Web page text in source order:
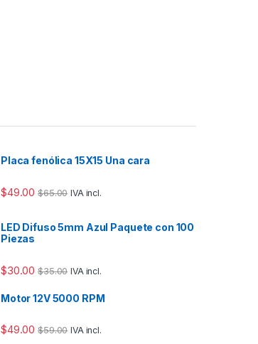
Placa fenólica 15X15 Una cara
$49.00 $65.00 IVA incl.
LED Difuso 5mm Azul Paquete con 100
Piezas
$30.00 $35.00 IVA incl.
Motor 12V 5000 RPM
$49.00 $59.00 IVA incl.